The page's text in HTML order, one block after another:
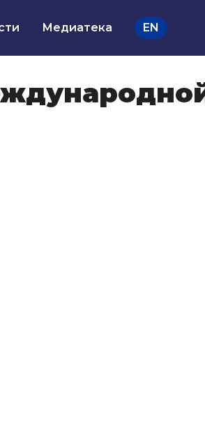
Медиатека EN